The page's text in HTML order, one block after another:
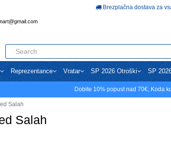
Brezplačna dostava za
Reprezentance Vratar SP 2026 Otroški SP
Dobite 10% popust nad 70€, Koda
Salah
Salah